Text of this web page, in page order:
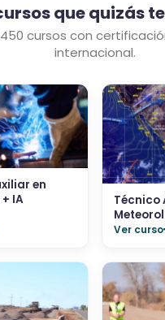
que quizás
cursos con
internacional.
en
IA
Técnico
Ver curso